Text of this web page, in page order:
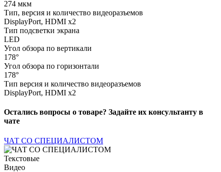
274 мкм
Тип, версия и количество видеоразъемов
DisplayPort, HDMI x2
Тип подсветки экрана
LED
Угол обзора по вертикали
178°
Угол обзора по горизонтали
178°
Тип версия и количество видеоразъемов
DisplayPort, HDMI x2
Остались вопросы о товаре? Задайте их консультанту в
чате
ЧАТ СО СПЕЦИАЛИСТОМ
Текстовые
Видео